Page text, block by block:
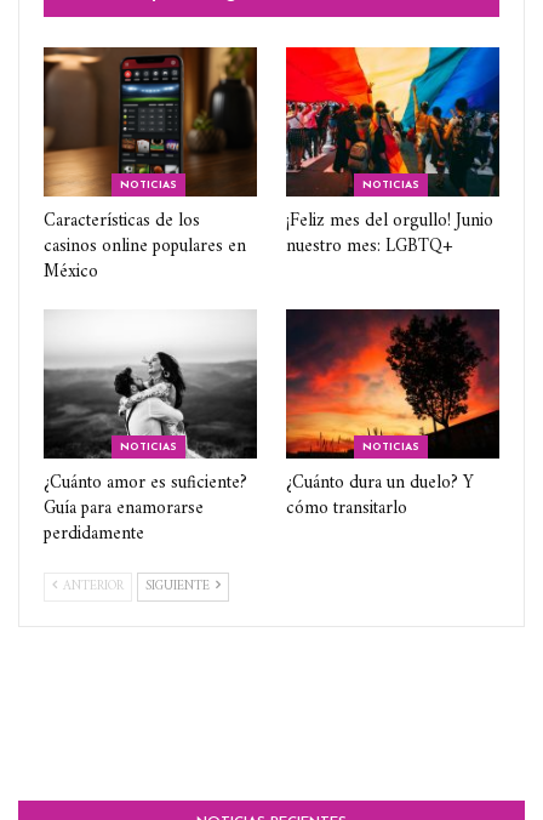
NOTICIAS
Características de los
casinos online populares en
México
NOTICIAS
¡Feliz mes del orgullo! Junio
nuestro mes: LGBTQ+
NOTICIAS
¿Cuánto amor es suficiente?
Guía para enamorarse
perdidamente
NOTICIAS
¿Cuánto dura un duelo? Y
cómo transitarlo
ANTERIOR SIGUIENTE